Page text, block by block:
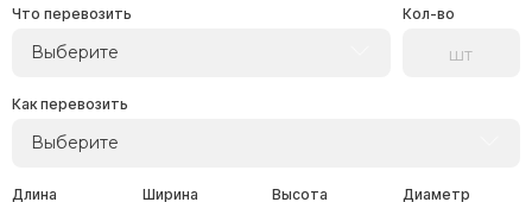
Что перевозить
Выберите
Кол-во
Как перевозить
Выберите
Длина Ширина Высота Диаметр